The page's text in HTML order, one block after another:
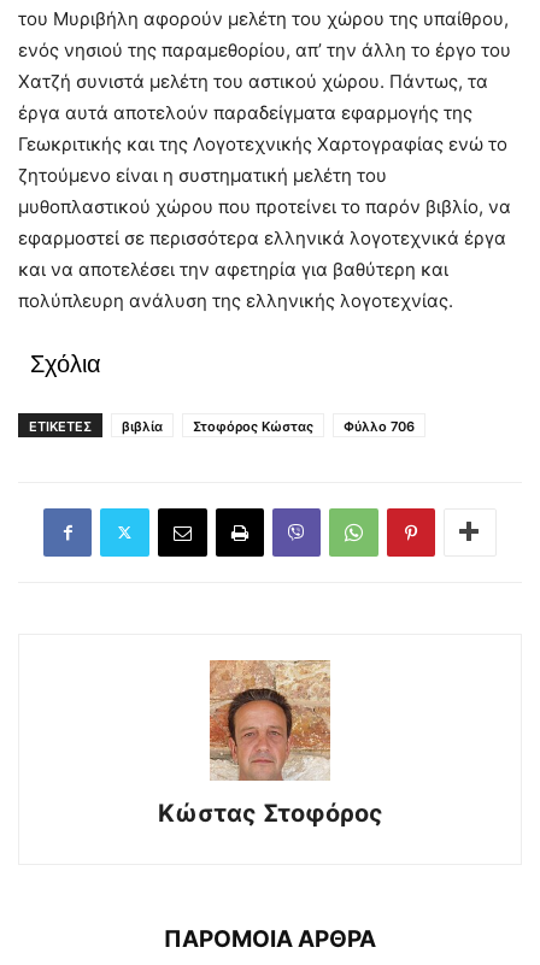
του Μυριβήλη αφορούν μελέτη του χώρου της υπαίθρου,
ενός νησιού της παραμεθορίου, απ’ την άλλη το έργο του
Χατζή συνιστά μελέτη του αστικού χώρου. Πάντως, τα
έργα αυτά αποτελούν παραδείγματα εφαρμογής της
Γεωκριτικής και της Λογοτεχνικής Χαρτογραφίας ενώ το
ζητούμενο είναι η συστηματική μελέτη του
μυθοπλαστικού χώρου που προτείνει το παρόν βιβλίο, να
εφαρμοστεί σε περισσότερα ελληνικά λογοτεχνικά έργα
και να αποτελέσει την αφετηρία για βαθύτερη και
πολύπλευρη ανάλυση της ελληνικής λογοτεχνίας.
Σχόλια
ΕΤΙΚΕΤΕΣ βιβλία Στοφόρος Κώστας Φύλλο 706
Κώστας Στοφόρος
ΠΑΡΟΜΟΙΑ ΑΡΘΡΑ